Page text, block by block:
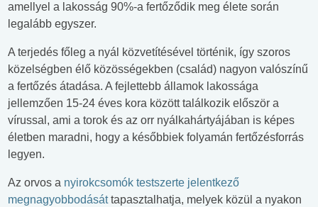
amellyel a lakosság 90%-a fertőződik meg élete során
legalább egyszer.
A terjedés főleg a nyál közvetítésével történik, így szoros
közelségben élő közösségekben (család) nagyon valószínű
a fertőzés átadása. A fejlettebb államok lakossága
jellemzően 15-24 éves kora között találkozik először a
vírussal, ami a torok és az orr nyálkahártyájában is képes
életben maradni, hogy a későbbiek folyamán fertőzésforrás
legyen.
Az orvos a nyirokcsomók testszerte jelentkező
megnagyobbodásáttapasztalhatja, melyek közül a nyakon